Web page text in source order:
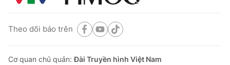
Theo dõi báo trên
Cơ quan chủ quản:Đài Truyền hình Việt Nam